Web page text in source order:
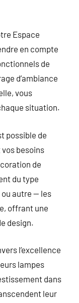
Espace
en compte
de
d’ambiance
vous
situation.
possible de
besoins
de
du type
ou autre — les
offrant une
design.
l’excellence
lampes
dans
leur